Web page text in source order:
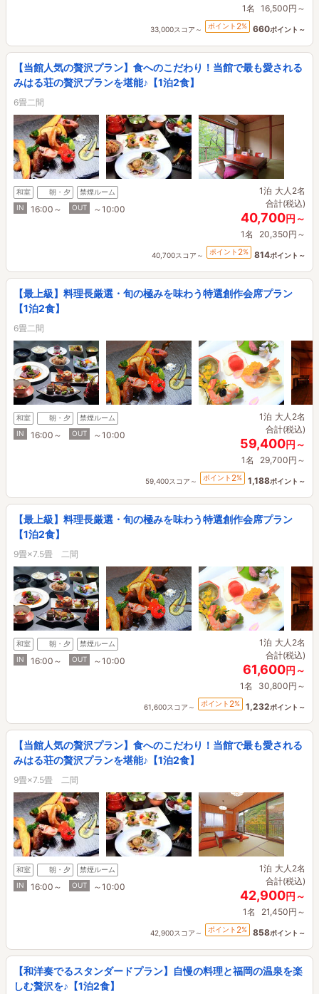
1名 16,500円～
33,000スコア～ ポイント 2% 660ポイント～
【当館人気の贅沢プラン】食へのこだわり！当館で最も愛される
みはる荘の贅沢プランを堪能♪【1泊2食】
6畳二間
和室 朝・夕
禁煙ルーム
IN
16:00～ OUT ～10:00
1泊 大人2名
合計(税込)
40,700円～
1名 20,350円～
40,700スコア～ ポイント 2% 814ポイント～
【最上級】料理長厳選・旬の極みを味わう特選創作会席プラン
【1泊2食】
6畳二間
和室 朝・夕
禁煙ルーム
IN
16:00～ OUT ～10:00
1泊 大人2名
合計(税込)
59,400円～
1名 29,700円～
59,400スコア～ ポイント 2% 1,188ポイント～
【最上級】料理長厳選・旬の極みを味わう特選創作会席プラン
【1泊2食】
9畳×7.5畳 二間
和室 朝・夕
禁煙ルーム
IN
16:00～ OUT ～10:00
1泊 大人2名
合計(税込)
61,600円～
1名 30,800円～
61,600スコア～ ポイント 2% 1,232ポイント～
【当館人気の贅沢プラン】食へのこだわり！当館で最も愛される
みはる荘の贅沢プランを堪能♪【1泊2食】
9畳×7.5畳 二間
和室 朝・夕
禁煙ルーム
IN
16:00～ OUT ～10:00
1泊 大人2名
合計(税込)
42,900円～
1名 21,450円～
42,900スコア～ ポイント 2% 858ポイント～
【和洋奏でるスタンダードプラン】自慢の料理と福岡の温泉を楽
しむ贅沢を♪【1泊2食】